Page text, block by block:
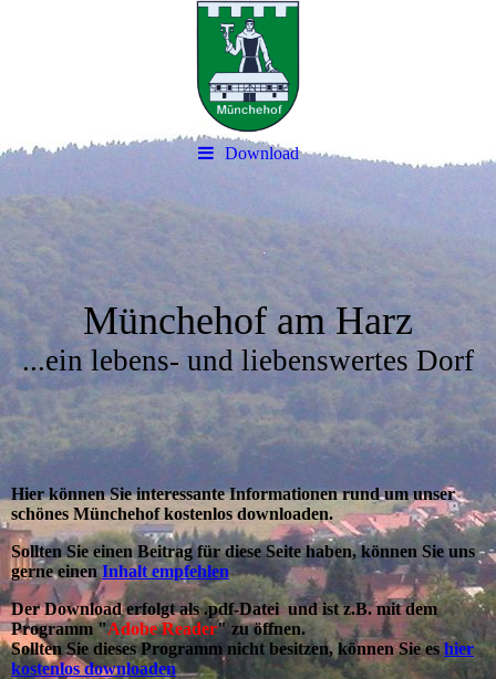
Download
Münchehof am Harz
...ein lebens- und liebenswertes Dorf
Hier können Sie interessante Informationen rund um unser
schönes Münchehof kostenlos downloaden.
Sollten Sie einen Beitrag für diese Seite haben, können Sie uns
gerne einenInhalt empfehlen
Der Download erfolgt als .pdf-Datei und ist z.B. mit dem
Programm "Adobe Reader" zu öffnen.
Sollten Sie dieses Programm nicht besitzen, können Sie eshier
kostenlos downloaden